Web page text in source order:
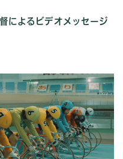
によるビデオメッセージ